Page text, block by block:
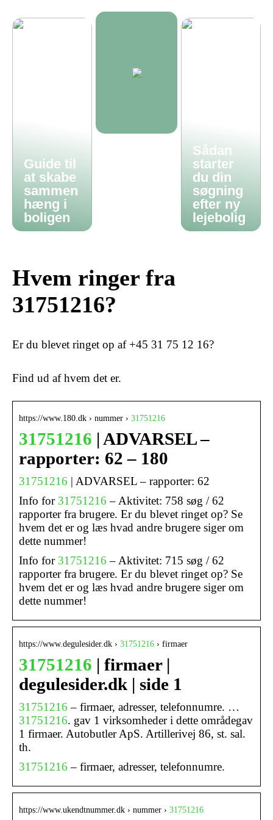
Guide til
at skabe
sammen
hæng i
boligen
Sådan
starter
du din
søgning
efter ny
lejebolig
Hvem ringer fra
31751216?
Er du blevet ringet op af +45 31 75 12 16?
Find ud af hvem det er.
https://www.180.dk › nummer › 31751216
31751216 | ADVARSEL –
rapporter: 62 – 180
31751216 | ADVARSEL – rapporter: 62
Info for 31751216 – Aktivitet: 758 søg / 62
rapporter fra brugere. Er du blevet ringet op? Se
hvem det er og læs hvad andre brugere siger om
dette nummer!
Info for 31751216 – Aktivitet: 715 søg / 62
rapporter fra brugere. Er du blevet ringet op? Se
hvem det er og læs hvad andre brugere siger om
dette nummer!
https://www.degulesider.dk › 31751216 › firmaer
31751216 | firmaer |
degulesider.dk | side 1
31751216 – firmaer, adresser, telefonnumre. …
31751216. gav 1 virksomheder i dette områdegav
1 firmaer. Autobutler ApS. Artillerivej 86, st. sal.
th.
31751216 – firmaer, adresser, telefonnumre.
https://www.ukendtnummer.dk › nummer › 31751216